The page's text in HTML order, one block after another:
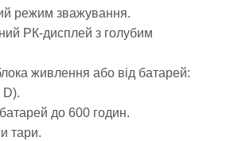
режим зважування.
РК-дисплей з голубим
живлення або від батарей:
D).
до 600 годин.
тари.